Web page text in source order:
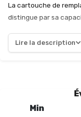
La cartouche de
distingue par sa
expérience
Dolphin, cette
permettant aux
atout majeur pour
Lire la description
Min